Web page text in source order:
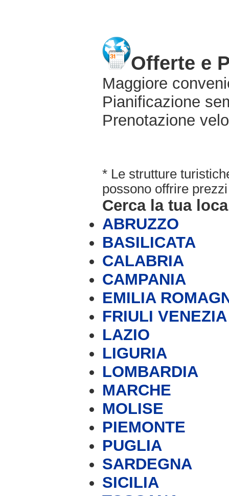
Offerte e
Maggiore
Pianificazione
Prenotazione
* Le strutture
possono offrire
Cerca la tua
ABRUZZO
BASILICATA
CALABRIA
CAMPANIA
EMILIA
FRIULI
LAZIO
LIGURIA
LOMBARDIA
MARCHE
MOLISE
PIEMONTE
PUGLIA
SARDEGNA
SICILIA